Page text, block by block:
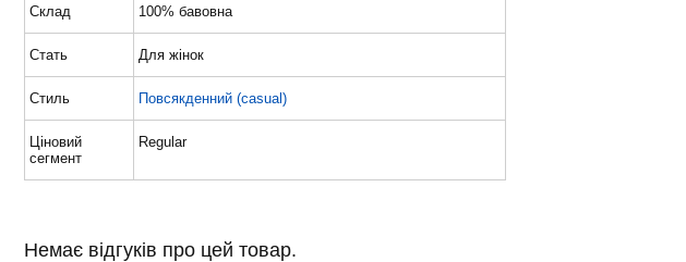
Склад 100% бавовна
Стать Для жінок
Стиль Повсякденний (casual)
Ціновий
сегмент
Regular
Немає відгуків про цей товар.